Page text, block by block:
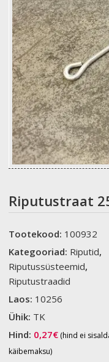
Riputustraat
Tootekood: 100932
Kategooriad: Riputid,
Riputussüsteemid,
Riputustraadid
Laos: 10256
Ühik: TK
Hind: 0,27€ (hind ei
käibemaksu)